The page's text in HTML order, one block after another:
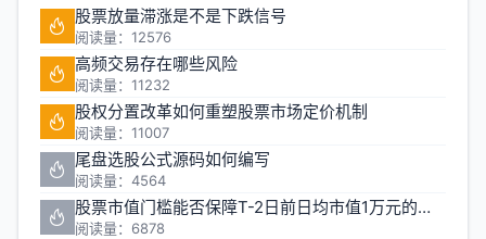
股票放量滞涨是不是下跌信号
阅读量：12576
高频交易存在哪些风险
阅读量：11232
股权分置改革如何重塑股票市场定价机制
阅读量：11007
尾盘选股公式源码如何编写
阅读量：4564
股票市值门槛能否保障T-2日前日均市值1万元的投资安全
阅读量：6878